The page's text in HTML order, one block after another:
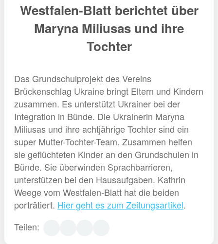
Westfalen-Blatt berichtet über
Maryna Miliusas und ihre
Tochter
Das Grundschulprojekt des Vereins
Brückenschlag Ukraine bringt Eltern und Kindern
zusammen. Es unterstützt Ukrainer bei der
Integration in Bünde. Die Ukrainerin Maryna
Miliusas und ihre achtjährige Tochter sind ein
super Mutter-Tochter-Team. Zusammen helfen
sie geflüchteten Kinder an den Grundschulen in
Bünde. Sie überwinden Sprachbarrieren,
unterstützen bei den Hausaufgaben. Kathrin
Weege vom Westfalen-Blatt hat die beiden
porträtiert. Hier geht es zum Zeitungsartikel.
Teilen: